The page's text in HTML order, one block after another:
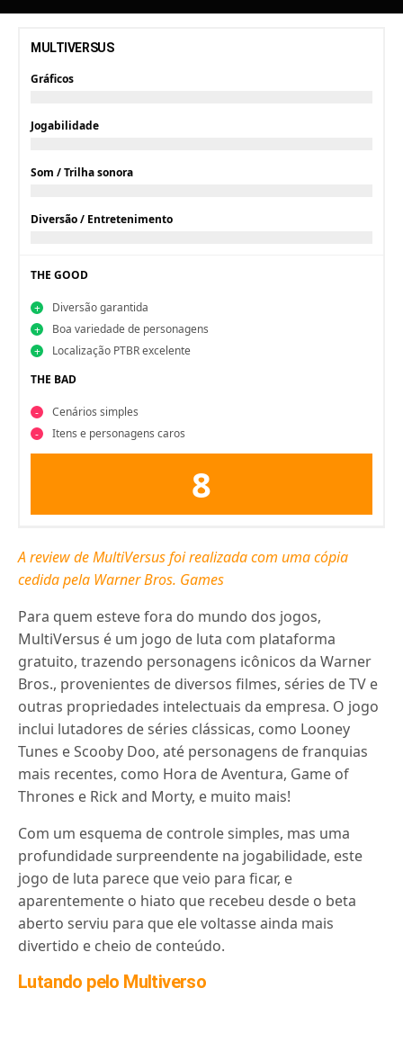
MULTIVERSUS
Gráficos
Jogabilidade
Som / Trilha sonora
Diversão / Entretenimento
THE GOOD
Diversão garantida
Boa variedade de personagens
Localização PTBR excelente
THE BAD
Cenários simples
Itens e personagens caros
8
A review de MultiVersus foi realizada com uma cópia
cedida pela Warner Bros. Games
Para quem esteve fora do mundo dos jogos,
MultiVersus é um jogo de luta com plataforma
gratuito, trazendo personagens icônicos da Warner
Bros., provenientes de diversos filmes, séries de TV e
outras propriedades intelectuais da empresa. O jogo
inclui lutadores de séries clássicas, como Looney
Tunes e Scooby Doo, até personagens de franquias
mais recentes, como Hora de Aventura, Game of
Thrones e Rick and Morty, e muito mais!
Com um esquema de controle simples, mas uma
profundidade surpreendente na jogabilidade, este
jogo de luta parece que veio para ficar, e
aparentemente o hiato que recebeu desde o beta
aberto serviu para que ele voltasse ainda mais
divertido e cheio de conteúdo.
Lutando pelo Multiverso